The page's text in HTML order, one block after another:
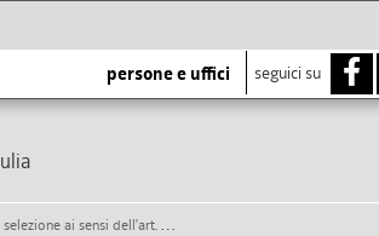
persone e uffici seguici su
2, d. lgs. 267/2000 e s.m.i.